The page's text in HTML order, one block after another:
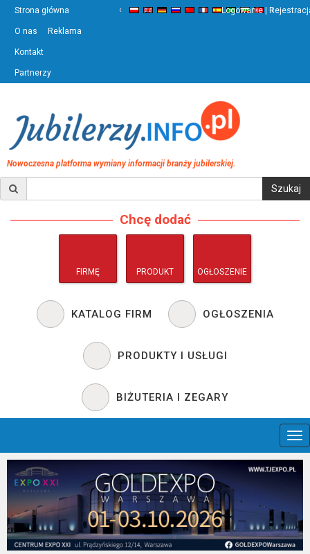
Strona główna
O nas Reklama
Kontakt
Partnerzy
‹ ›
Logowanie |
Nowoczesna platforma wymiany informacji branży jubilerskiej.
Chcę dodać
FIRMĘ PRODUKT OGŁOSZENIE
KATALOG FIRM OGŁOSZENIA
PRODUKTY I USŁUGI
BIŻUTERIA I ZEGARY